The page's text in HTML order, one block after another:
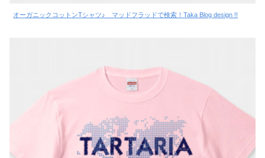
オーガニックコットンTシャツ♪ マッドフラッドで検索！Taka Blog design !!